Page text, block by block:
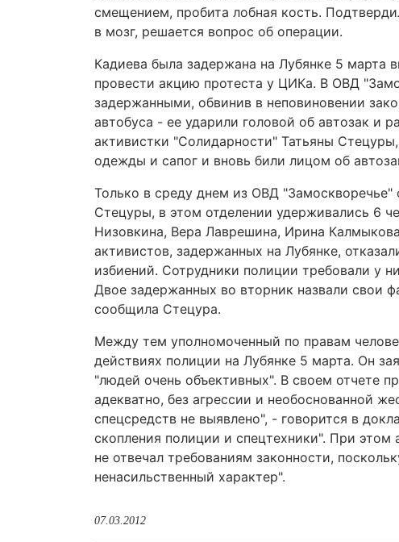
смещением, пробита лобная кость.
в мозг, решается вопрос об операции.
Кадиева была задержана на Лубянке 5 марта
провести акцию протеста у ЦИКа. В ОВД
задержанными, обвинив в неповиновении
автобуса - ее ударили головой об автозак и
активистки "Солидарности" Татьяны
одежды и сапог и вновь били лицом об
Только в среду днем из ОВД
Стецуры, в этом отделении удерживались 6
Низовкина, Вера Лаврешина, Ирина
активистов, задержанных на Лубянке,
избиений. Сотрудники полиции требовали у
Двое задержанных во вторник назвали свои
сообщила Стецура.
Между тем уполномоченный по правам
действиях полиции на Лубянке 5 марта. Он
"людей очень объективных". В своем отчете
адекватно, без агрессии и необоснованной
спецсредств не выявлено", - говорится в
скопления полиции и спецтехники". При этом
не отвечал требованиям законности,
ненасильственный характер".
07.03.2012